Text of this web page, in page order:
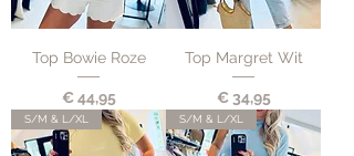
Top Bowie Roze
Prijs
€ 44,95
Top Margret Wit
Prijs
€ 34,95
S/M & L/XL S/M & L/XL